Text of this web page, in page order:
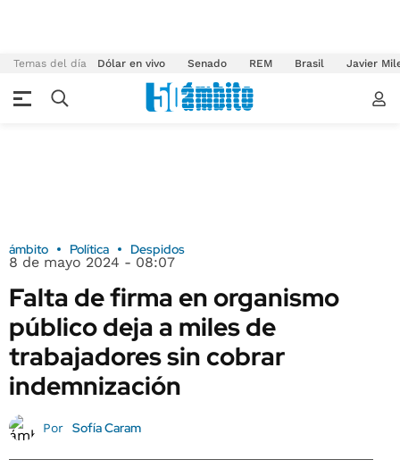
Temas del día Dólar en vivo Senado REM Brasil Javier
ámbito Política Despidos
8 de mayo 2024 - 08:07
Falta de firma en organismo
público deja a miles de
trabajadores sin cobrar
indemnización
Por Sofía Caram